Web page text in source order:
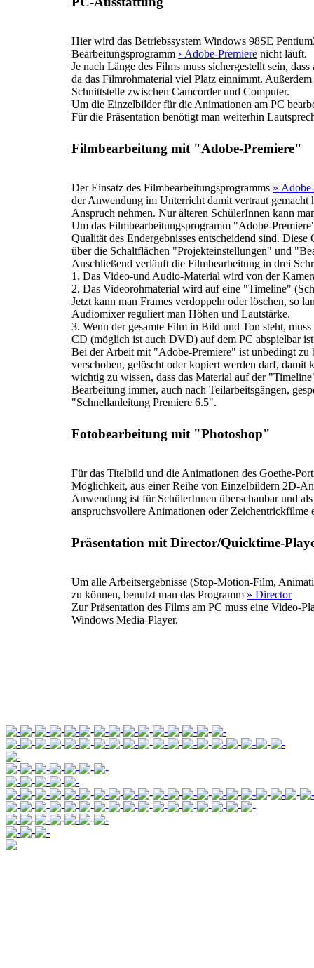
Hier wird das Betriebssystem Windows 98SE
Bearbeitungsprogramm › Adobe-Premiere nicht läuft.
Je nach Länge des Films muss sichergestellt sein,
da das Filmrohmaterial viel Platz einnimmt.
Schnittstelle zwischen Camcorder und Computer.
Um die Einzelbilder für die Animationen am PC
Für die Präsentation benötigt man weiterhin
Filmbearbeitung mit "Adobe-Premiere"
Der Einsatz des Filmbearbeitungsprogramms »
der Anwendung im Unterricht damit vertraut gemacht
Anspruch nehmen. Nur älteren SchülerInnen kann
Um das Filmbearbeitungsprogramm "Adobe-
Qualität des Endergebnisses entscheidend sind.
über die Schaltflächen "Projekteinstellungen" und
Anschließend verläuft die Filmbearbeitung in drei
1. Das Video-und Audio-Material wird von der
2. Das Videorohmaterial wird auf eine "Timeline"
Jetzt kann man Frames verdoppeln oder löschen, so
Audiomixer reguliert man Höhen und Lautstärke.
3. Wenn der gesamte Film in Bild und Ton steht,
CD (möglich ist auch DVD) auf dem PC abspielbar
Bei der Arbeit mit "Adobe-Premiere" ist unbedingt zu
verschoben, gelöscht oder kopiert werden darf, damit
wichtig zu wissen, dass das Material auf der
Bearbeitung immer, auch nach Teilarbeitsgängen,
"Schnellanleitung Premiere 6.5".
Fotobearbeitung mit "Photoshop"
Für das Titelbild und die Animationen des Goethe-
Möglichkeit, aus einer Reihe von Einzelbildern 2D-
Anwendung ist für SchülerInnen überschaubar und
anspruchsvollere Animationen oder
Präsentation mit Director/Quicktime-
Um alle Arbeitsergebnisse (Stop-Motion-Film,
zu können, benutzt man das Programm » Director
Zur Präsentation des Films am PC muss eine Video-
Windows Media-Player.